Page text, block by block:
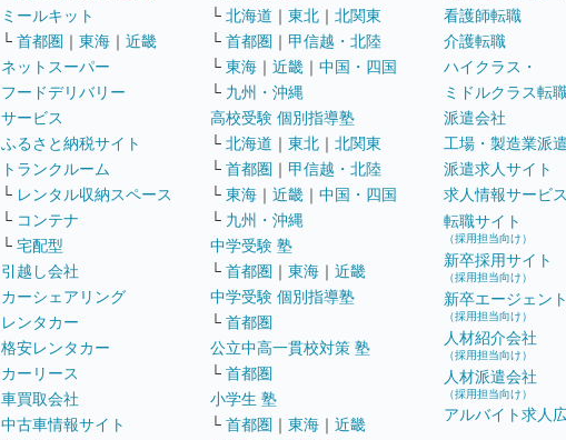
ミールキット
└ 首都圏 ｜ 東海 ｜ 近畿
ネットスーパー
フードデリバリー
サービス
ふるさと納税サイト
トランクルーム
└ レンタル収納スペース
└ コンテナ
└ 宅配型
引越し会社
カーシェアリング
レンタカー
格安レンタカー
カーリース
車買取会社
中古車情報サイト
└ 北海道 ｜ 東北 ｜ 北関東
└ 首都圏 ｜ 甲信越・北陸
└ 東海 ｜ 近畿 ｜ 中国・四国
└ 九州・沖縄
高校受験 個別指導塾
└ 北海道 ｜ 東北 ｜ 北関東
└ 首都圏 ｜ 甲信越・北陸
└ 東海 ｜ 近畿 ｜ 中国・四国
└ 九州・沖縄
中学受験 塾
└ 首都圏 ｜ 東海 ｜ 近畿
中学受験 個別指導塾
└ 首都圏
公立中高一貫校対策 塾
└ 首都圏
小学生 塾
└ 首都圏 ｜ 東海 ｜ 近畿
看護師転職
介護転職
ハイクラス・
ミドルクラス転
派遣会社
工場・製造業派
派遣求人サイト
求人情報サービ
転職サイト
（採用担当向け）
新卒採用サイト
（採用担当向け）
新卒エージェン
（採用担当向け）
人材紹介会社
（採用担当向け）
人材派遣会社
（採用担当向け）
アルバイト求人